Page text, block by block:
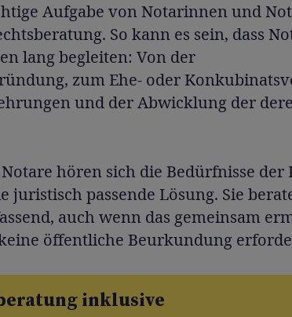
Aufgabe von Notarinnen und
So kann es sein, dass
lang begleiten: Von der
zum Ehe- oder
und der Abwicklung der
hören sich die Bedürfnisse der
juristisch passende Lösung. Sie
auch wenn das gemeinsam
öffentliche Beurkundung
inklusive